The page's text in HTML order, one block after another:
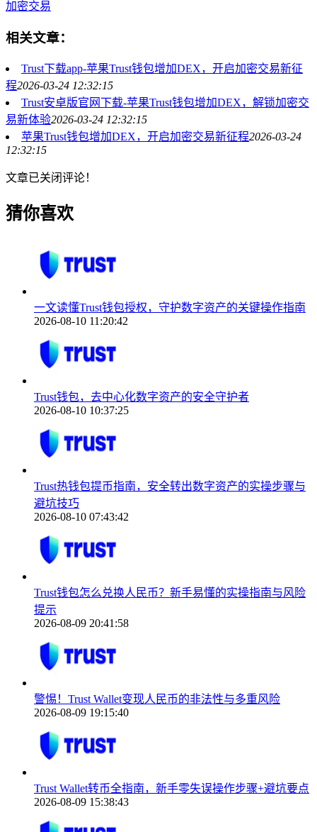
加密交易
相关文章：
Trust下载app-苹果Trust钱包增加DEX，开启加密交易新征
程2026-03-24 12:32:15
Trust安卓版官网下载-苹果Trust钱包增加DEX，解锁加密交
易新体验2026-03-24 12:32:15
苹果Trust钱包增加DEX，开启加密交易新征程2026-03-24
12:32:15
文章已关闭评论！
猜你喜欢
一文读懂Trust钱包授权，守护数字资产的关键操作指南
2026-08-10 11:20:42
Trust钱包，去中心化数字资产的安全守护者
2026-08-10 10:37:25
Trust热钱包提币指南，安全转出数字资产的实操步骤与
避坑技巧
2026-08-10 07:43:42
Trust钱包怎么兑换人民币？新手易懂的实操指南与风险
提示
2026-08-09 20:41:58
警惕！Trust Wallet变现人民币的非法性与多重风险
2026-08-09 19:15:40
Trust Wallet转币全指南，新手零失误操作步骤+避坑要点
2026-08-09 15:38:43